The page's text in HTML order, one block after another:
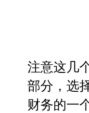
注意这几
部分，选
财务的一